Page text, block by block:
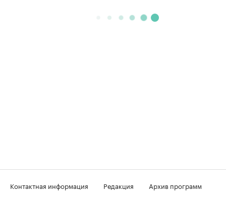
Контактная информация Редакция
Архив программ